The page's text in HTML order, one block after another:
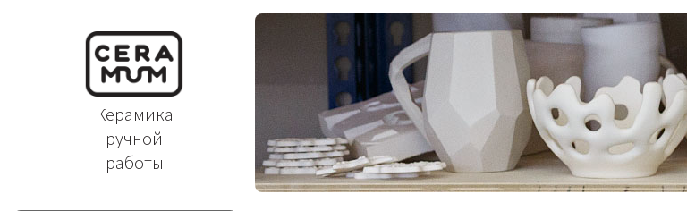
Керамика
ручной
работы